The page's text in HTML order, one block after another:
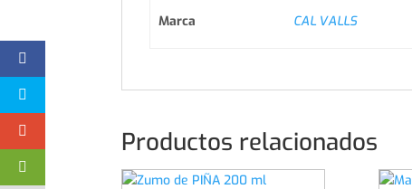
Marca CAL VALLS
Productos relacionados